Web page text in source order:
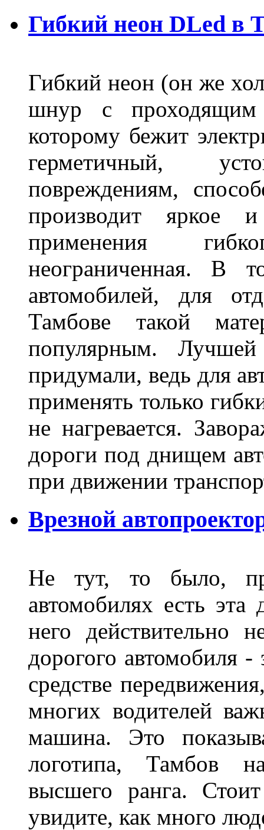
Гибкий неон DLed в
Гибкий неон (он же
шнур с
которому бежит
герметичный,
повреждениям,
производит яркое
применения
неограниченная.
автомобилей, для
Тамбове такой
популярным.
придумали, ведь для
применять только
не нагревается.
дороги под днищем
при движении
Врезной
Не тут, то было,
автомобилях есть
него действительно
дорогого автомобиля
средстве
многих водителей
машина. Это
логотипа, Тамбов
высшего ранга.
увидите, как много